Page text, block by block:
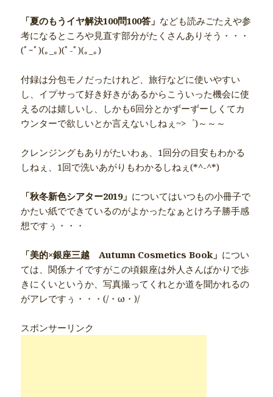
「夏のもうイヤ解決100問100答」 なども読みごたえや参
考になるところや見直す部分がたくさんありそう・・・
(ﾟｰﾟ)(｡_｡)(ﾟ-ﾟ)(｡_｡)
付録は分包モノだったけれど、旅行などに使いやすい
し、イプサって好き好きがあるからこういった機会に使
えるのは嬉しいし、しかも6回分とかずーずーしくてカ
ウンターで欲しいとか言えないしねぇ~>゜)～～～
クレンジングもありがたいわぁ、1回分の目安もわかる
しねぇ、1回で洗いあがりもわかるしねぇ(*^-^*)
「秋冬新色シアター2019」 についてはいつもの小冊子で
かたい紙でできているのがよかったなぁとけろ子勝手感
想ですぅ・・・
「美的×銀座三越 Autumn Cosmetics Book」 につい
ては、関係ナイですがこの頃銀座は外人さんばかりで歩
きにくいというか、写真撮ってくれとか道を聞かれるの
がアレですぅ・・・(/・ω・)/
スポンサーリンク